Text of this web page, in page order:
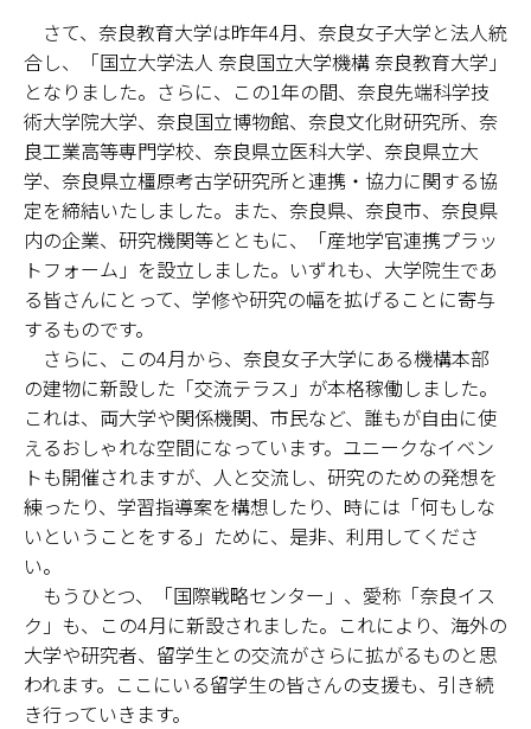
産官学連携
奈良国立大学機構
図書館
教育資料館
ESD・SDGsセンター
情報センター
自然環境教育センター
理数教育研究センター
特別支援教育研究センター
こどもの学びと育ちセンター(C-CHILD)
保健センター
さて、奈良教育大学は昨年4月、奈良女子大学と法人統
合し、「国立大学法人 奈良国立大学機構 奈良教育大学」
となりました。さらに、この1年の間、奈良先端科学技
術大学院大学、奈良国立博物館、奈良文化財研究所、奈
良工業高等専門学校、奈良県立医科大学、奈良県立大
学、奈良県立橿原考古学研究所と連携・協力に関する協
定を締結いたしました。また、奈良県、奈良市、奈良県
内の企業、研究機関等とともに、「産地学官連携プラッ
トフォーム」を設立しました。いずれも、大学院生であ
る皆さんにとって、学修や研究の幅を拡げることに寄与
するものです。
さらに、この4月から、奈良女子大学にある機構本部
の建物に新設した「交流テラス」が本格稼働しました。
これは、両大学や関係機関、市民など、誰もが自由に使
えるおしゃれな空間になっています。ユニークなイベン
トも開催されますが、人と交流し、研究のための発想を
練ったり、学習指導案を構想したり、時には「何もしな
いということをする」ために、是非、利用してくださ
い。
もうひとつ、「国際戦略センター」、愛称「奈良イス
ク」も、この4月に新設されました。これにより、海外の
大学や研究者、留学生との交流がさらに拡がるものと思
われます。ここにいる留学生の皆さんの支援も、引き続
き行っていきます。